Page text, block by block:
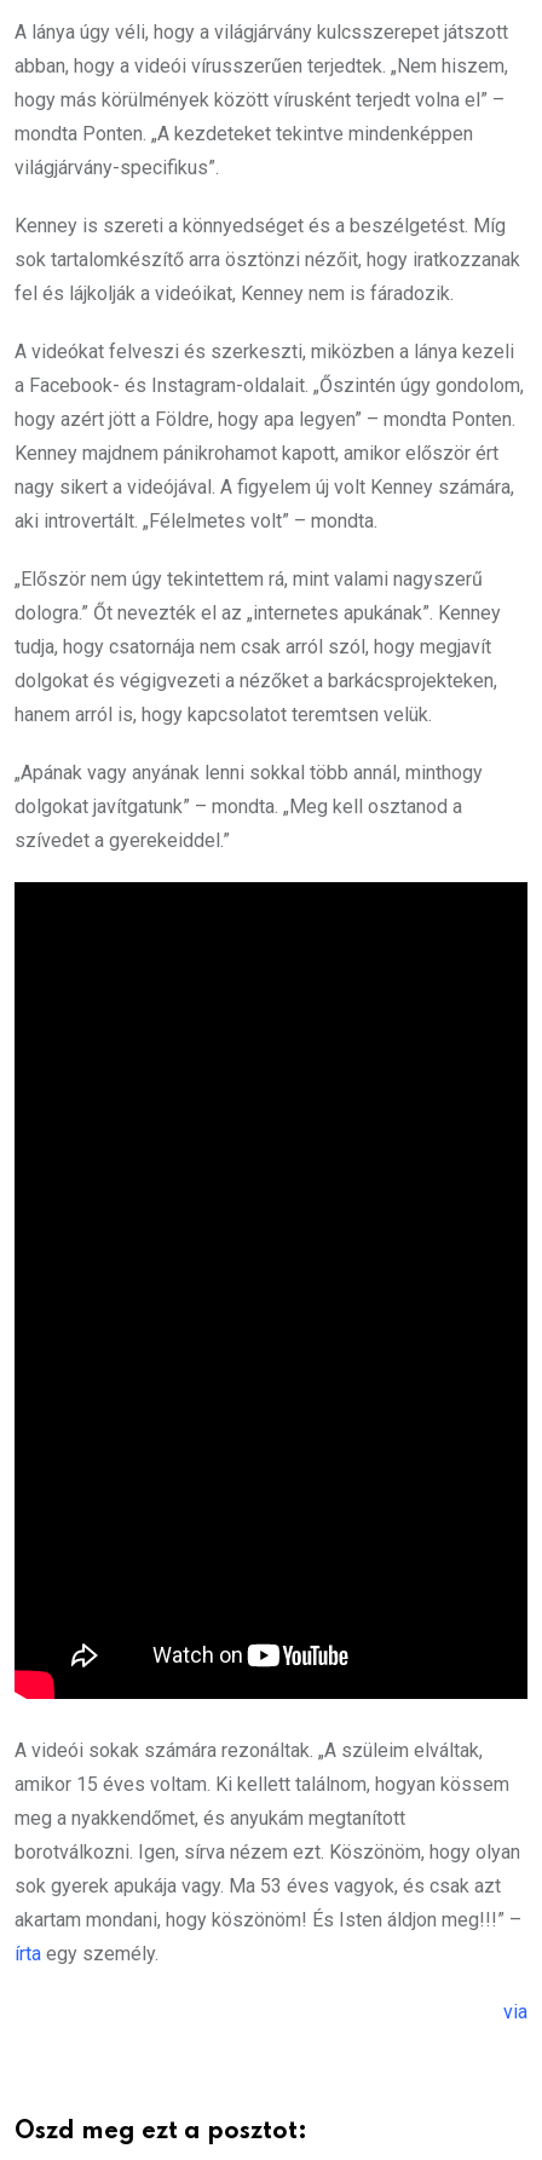
A lánya úgy véli, hogy a világjárvány kulcsszerepet játszott
abban, hogy a videói vírusszerűen terjedtek. „Nem hiszem,
hogy más körülmények között vírusként terjedt volna el” –
mondta Ponten. „A kezdeteket tekintve mindenképpen
világjárvány-specifikus”.
Kenney is szereti a könnyedséget és a beszélgetést. Míg
sok tartalomkészítő arra ösztönzi nézőit, hogy iratkozzanak
fel és lájkolják a videóikat, Kenney nem is fáradozik.
A videókat felveszi és szerkeszti, miközben a lánya kezeli
a Facebook- és Instagram-oldalait. „Őszintén úgy gondolom,
hogy azért jött a Földre, hogy apa legyen” – mondta Ponten.
Kenney majdnem pánikrohamot kapott, amikor először ért
nagy sikert a videójával. A figyelem új volt Kenney számára,
aki introvertált. „Félelmetes volt” – mondta.
„Először nem úgy tekintettem rá, mint valami nagyszerű
dologra.” Őt nevezték el az „internetes apukának”. Kenney
tudja, hogy csatornája nem csak arról szól, hogy megjavít
dolgokat és végigvezeti a nézőket a barkácsprojekteken,
hanem arról is, hogy kapcsolatot teremtsen velük.
„Apának vagy anyának lenni sokkal több annál, minthogy
dolgokat javítgatunk” – mondta. „Meg kell osztanod a
szívedet a gyerekeiddel.”
A videói sokak számára rezonáltak. „A szüleim elváltak,
amikor 15 éves voltam. Ki kellett találnom, hogyan kössem
meg a nyakkendőmet, és anyukám megtanított
borotválkozni. Igen, sírva nézem ezt. Köszönöm, hogy olyan
sok gyerek apukája vagy. Ma 53 éves vagyok, és csak azt
akartam mondani, hogy köszönöm! És Isten áldjon meg!!!” –
írta egy személy.
via
Oszd meg ezt a posztot: